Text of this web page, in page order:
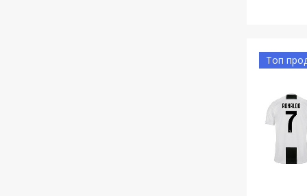
Топ